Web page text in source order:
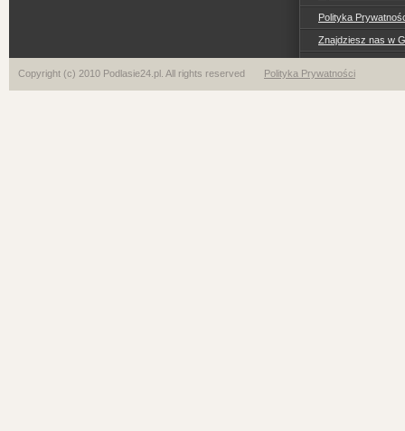
Polityka
Znajdziesz nas w
Copyright (c) 2010 Podlasie24.pl. All rights reserved Polityka Prywatności